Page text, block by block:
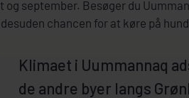
og september. Besøger du
chancen for at køre på
Klimaet i Uummannaq
de andre byer langs